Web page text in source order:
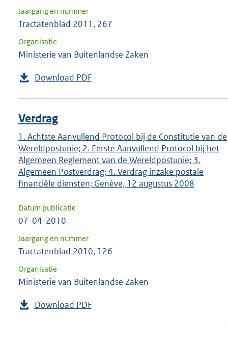
Jaargang en nummer
Tractatenblad 2011, 267
Organisatie
Ministerie van Buitenlandse Zaken
Download PDF
Verdrag
1. Achtste Aanvullend Protocol bij de Constitutie van de
Wereldpostunie; 2. Eerste Aanvullend Protocol bij het
Algemeen Reglement van de Wereldpostunie; 3.
Algemeen Postverdrag; 4. Verdrag inzake postale
financiële diensten; Genève, 12 augustus 2008
Datum publicatie
07-04-2010
Jaargang en nummer
Tractatenblad 2010, 126
Organisatie
Ministerie van Buitenlandse Zaken
Download PDF